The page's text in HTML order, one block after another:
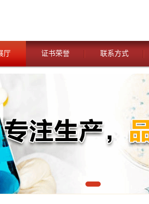
厅 证书荣誉 联系方式